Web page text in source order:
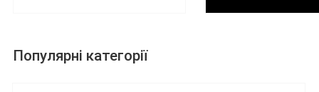
Популярні категорії